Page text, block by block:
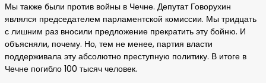
Мы также были против войны в Чечне. Депутат Говорухин
являлся председателем парламентской комиссии. Мы тридцать
с лишним раз вносили предложение прекратить эту бойню. И
объясняли, почему. Но, тем не менее, партия власти
поддерживала эту абсолютно преступную политику. В итоге в
Чечне погибло 100 тысяч человек.